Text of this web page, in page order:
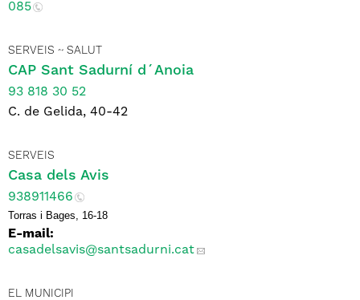
085
SERVEIS ~ SALUT
CAP Sant Sadurní d´Anoia
93 818 30 52
C. de Gelida, 40-42
SERVEIS
Casa dels Avis
938911466
Torras i Bages, 16-18
E-mail:
casadelsavis@santsadurni.cat
EL MUNICIPI